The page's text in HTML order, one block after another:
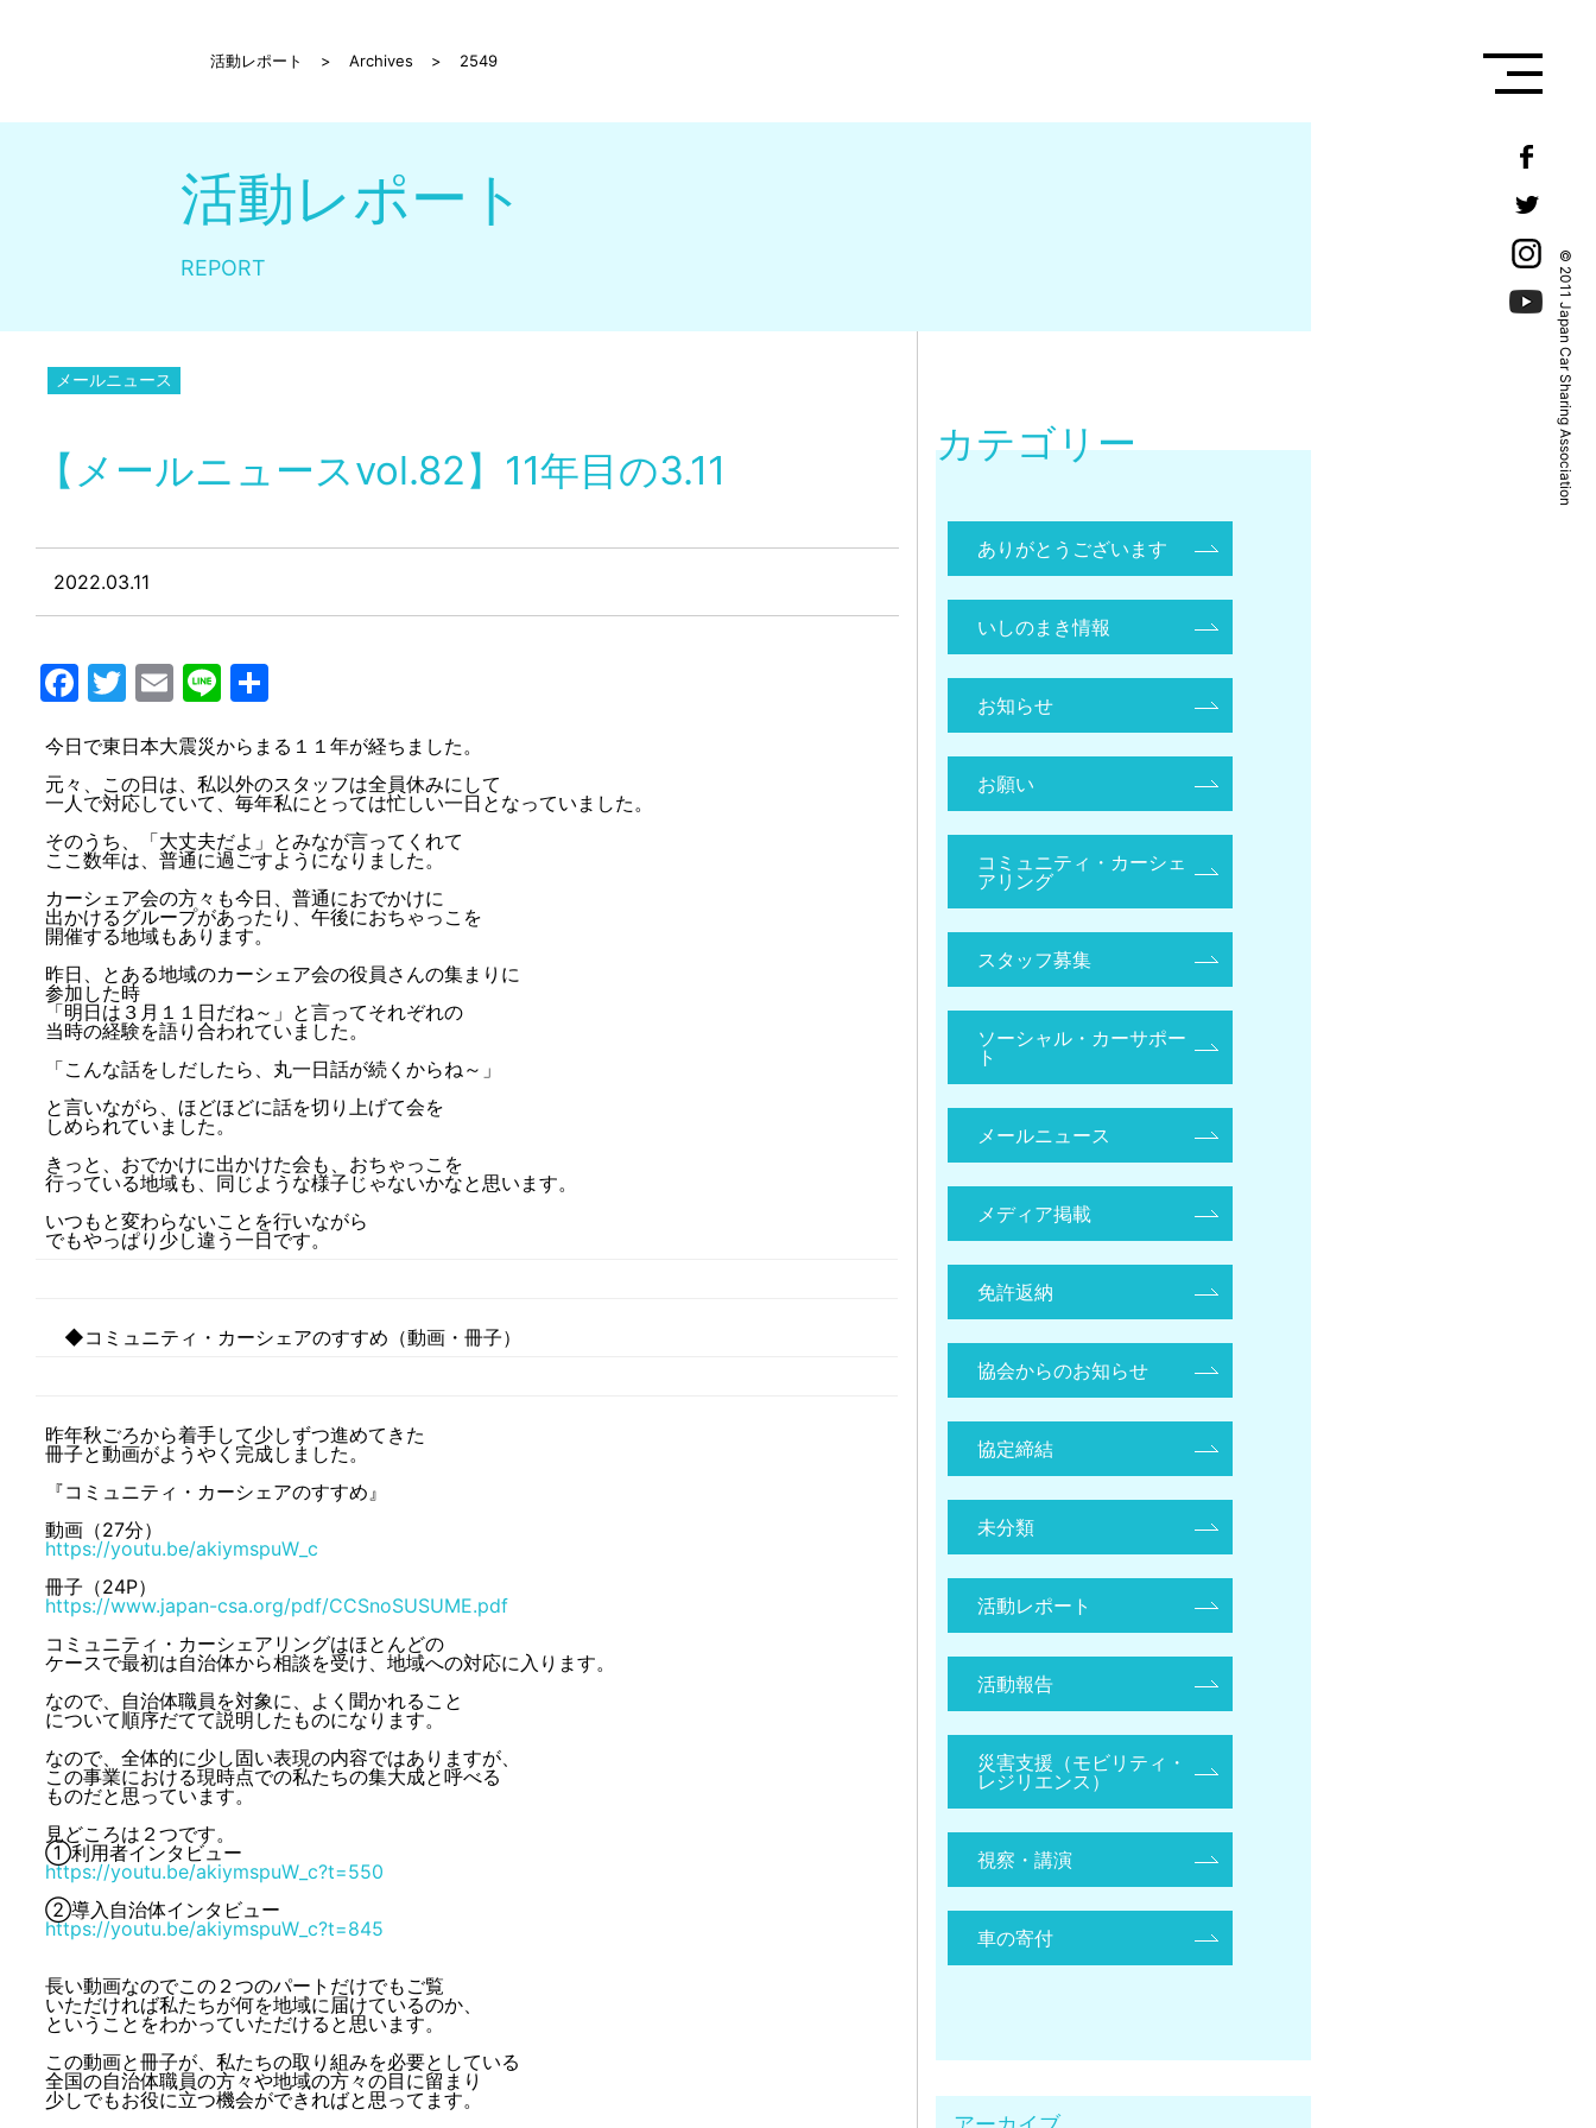
© 2011 Japan Car Sharing Association
活動レポート > Archives > 2549
活動レポート
REPORT
メールニュース
【メールニュースvol.82】11年目の3.11
2022.03.11
Facebook
Twitter
Email
Line
今日で東日本大震災からまる１１年が経ちました。
元々、この日は、私以外のスタッフは全員休みにして
一人で対応していて、毎年私にとっては忙しい一日となっていました。
そのうち、「大丈夫だよ」とみなが言ってくれて
ここ数年は、普通に過ごすようになりました。
カーシェア会の方々も今日、普通におでかけに
出かけるグループがあったり、午後におちゃっこを
開催する地域もあります。
昨日、とある地域のカーシェア会の役員さんの集まりに
参加した時
「明日は３月１１日だね～」と言ってそれぞれの
当時の経験を語り合われていました。
「こんな話をしだしたら、丸一日話が続くからね～」
と言いながら、ほどほどに話を切り上げて会を
しめられていました。
きっと、おでかけに出かけた会も、おちゃっこを
行っている地域も、同じような様子じゃないかなと思います。
いつもと変わらないことを行いながら
でもやっぱり少し違う一日です。
◆コミュニティ・カーシェアのすすめ（動画・冊子）
昨年秋ごろから着手して少しずつ進めてきた
冊子と動画がようやく完成しました。
『コミュニティ・カーシェアのすすめ』
動画（27分）
https://youtu.be/akiymspuW_c
冊子（24P）
https://www.japan-csa.org/pdf/CCSnoSUSUME.pdf
コミュニティ・カーシェアリングはほとんどの
ケースで最初は自治体から相談を受け、地域への対応に入ります。
なので、自治体職員を対象に、よく聞かれること
について順序だてて説明したものになります。
なので、全体的に少し固い表現の内容ではありますが、
この事業における現時点での私たちの集大成と呼べる
ものだと思っています。
見どころは２つです。
①利用者インタビュー
https://youtu.be/akiymspuW_c?t=550
②導入自治体インタビュー
https://youtu.be/akiymspuW_c?t=845
長い動画なのでこの２つのパートだけでもご覧
いただければ私たちが何を地域に届けているのか、
ということをわかっていただけると思います。
この動画と冊子が、私たちの取り組みを必要としている
全国の自治体職員の方々や地域の方々の目に留まり
少しでもお役に立つ機会ができればと思ってます。
カテゴリー
ありがとうございます
いしのまき情報
お知らせ
お願い
コミュニティ・カーシェ
アリング
スタッフ募集
ソーシャル・カーサポー
ト
メールニュース
メディア掲載
免許返納
協会からのお知らせ
協定締結
未分類
活動レポート
活動報告
災害支援（モビリティ・
レジリエンス）
視察・講演
車の寄付